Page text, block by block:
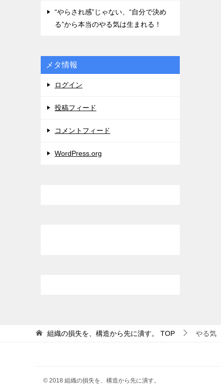
“やらされ感”じゃない、“自分で決め
る”から本当のやる気は生まれる！
メタ情報
ログイン
投稿フィード
コメントフィード
WordPress.org
組織の損失を、構造から先に潰す。 TOP やる気
© 2018 組織の損失を、構造から先に潰す。